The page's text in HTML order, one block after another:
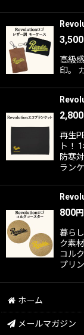
3,500
高級
印。
2,800
再生
ト！
防寒
ラン
800円
暮ら
ク素
コル
プリ
ホーム
メールマガジン